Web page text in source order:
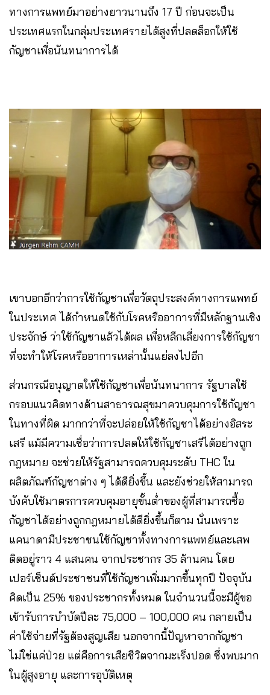
ทางการแพทย์มาอย่างยาวนานถึง 17 ปี ก่อนจะเป็น
ประเทศแรกในกลุ่มประเทศรายได้สูงที่ปลดล็อกให้ใช้
กัญชาเพื่อนันทนาการได้
เขาบอกอีกว่าการใช้กัญชาเพื่อวัตถุประสงค์ทางการแพทย์
ในประเทศ ได้กำหนดใช้กับโรคหรืออาการที่มีหลักฐานเชิง
ประจักษ์ ว่าใช้กัญชาแล้วได้ผล เพื่อหลีกเลี่ยงการใช้กัญชา
ที่จะทำให้โรคหรืออาการเหล่านั้นแย่ลงไปอีก
ส่วนกรณีอนุญาตให้ใช้กัญชาเพื่อนันทนาการ รัฐบาลใช้
กรอบแนวคิดทางด้านสาธารณสุขมาควบคุมการใช้กัญชา
ในทางที่ผิด มากกว่าที่จะปล่อยให้ใช้กัญชาได้อย่างอิสระ
เสรี แม้มีความเชื่อว่าการปลดให้ใช้กัญชาเสรีได้อย่างถูก
กฎหมาย จะช่วยให้รัฐสามารถควบคุมระดับ THC ใน
ผลิตภัณฑ์กัญชาต่าง ๆ ได้ดียิ่งขึ้น และยังช่วยให้สามารถ
บังคับใช้มาตรการควบคุมอายุขั้นต่ำของผู้ที่สามารถซื้อ
กัญชาได้อย่างถูกกฎหมายได้ดียิ่งขึ้นก็ตาม นั่นเพราะ
แคนาดามีประชาชนใช้กัญชาทั้งทางการแพทย์และเสพ
ติดอยู่ราว 4 แสนคน จากประชากร 35 ล้านคน โดย
เปอร์เซ็นต์ประชาชนที่ใช้กัญชาเพิ่มมากขึ้นทุกปี ปัจจุบัน
คิดเป็น 25% ของประชากรทั้งหมด ในจำนวนนี้จะมีผู้ขอ
เข้ารับการบำบัดปีละ 75,000 – 100,000 คน กลายเป็น
ค่าใช้จ่ายที่รัฐต้องสูญเสีย นอกจากนี้ปัญหาจากกัญชา
ไม่ใช่แค่ป่วย แต่คือการเสียชีวิตจากมะเร็งปอด ซึ่งพบมาก
ในผู้สูงอายุ และการอุบัติเหตุ